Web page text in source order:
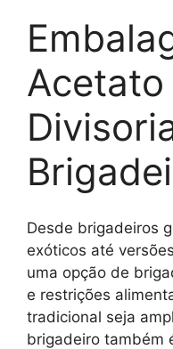
Acetato
Desde brigadeiros
exóticos até
uma opção de
e restrições
tradicional seja
brigadeiro também